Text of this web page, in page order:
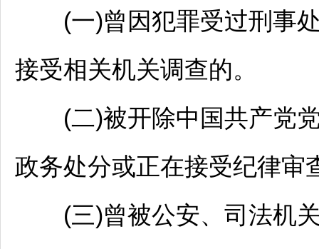
(一)曾因犯罪受过刑事处
接受相关机关调查的。
(二)被开除中国共产党党
政务处分或正在接受纪律审
(三)曾被公安、司法机关